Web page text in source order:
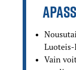
Vain